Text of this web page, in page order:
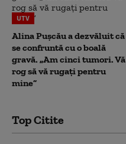
UTV
Alina Pușcău a dezvăluit că
se confruntă cu o boală
gravă. „Am cinci tumori. Vă
rog să vă rugați pentru
mine”
Top Citite